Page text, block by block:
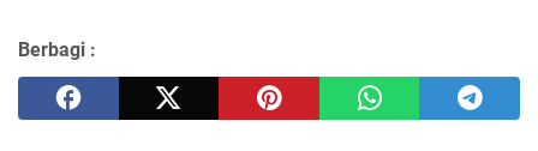
Berbagi :